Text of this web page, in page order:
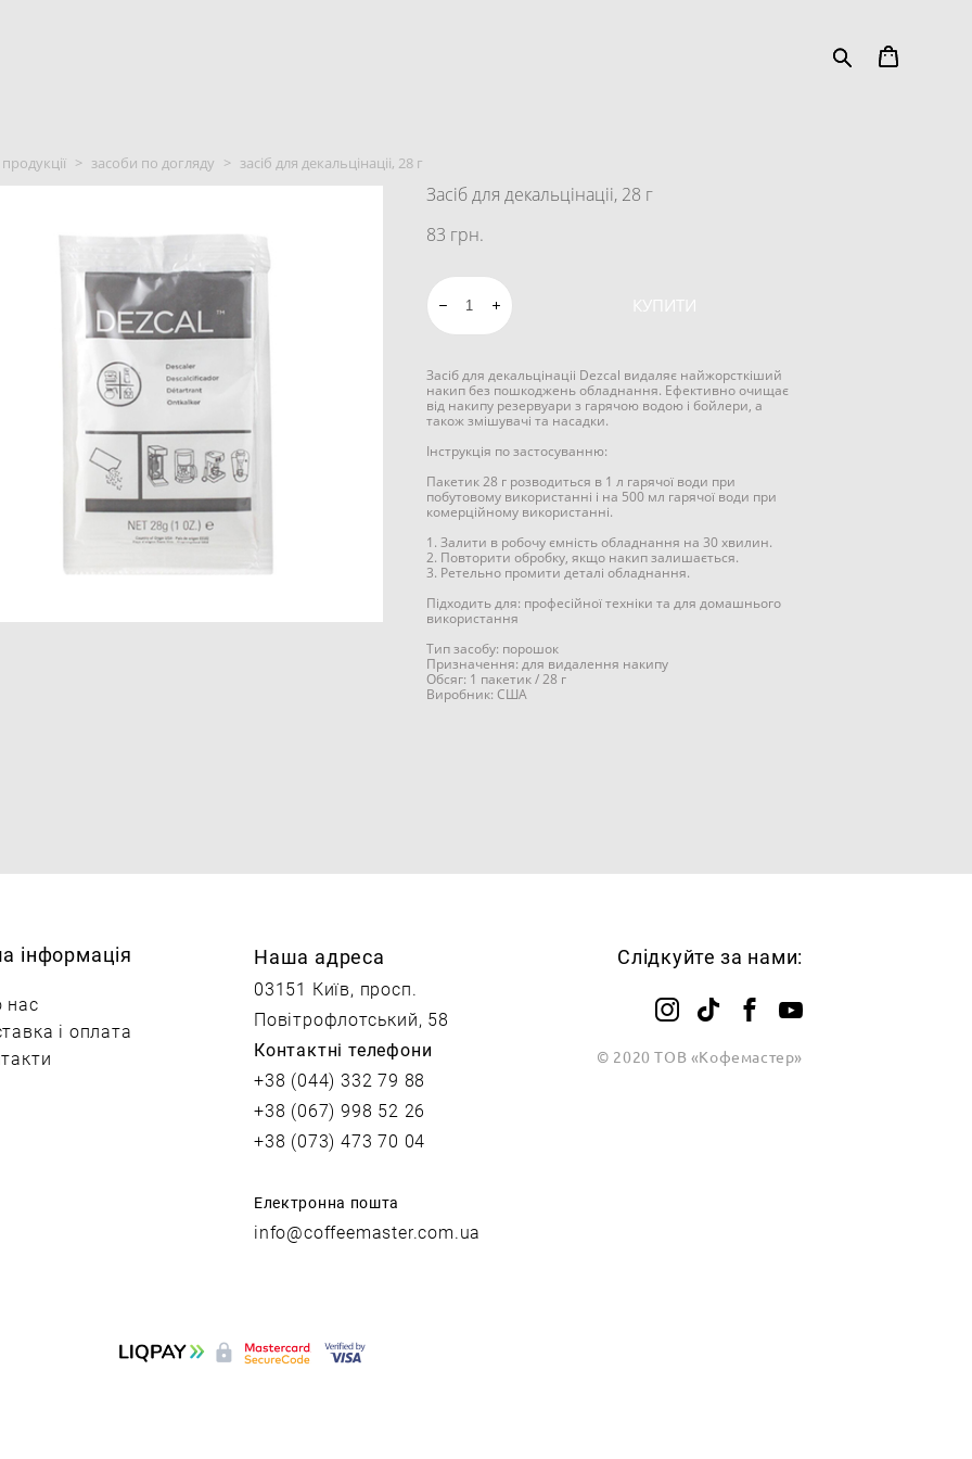
> засоби по догляду > засіб для декальцінаціі, 28 г
Засіб для декальцінаціі, 28 г
83 грн.
КУПИТИ
Засіб для декальцінаціі Dezcal видаляє найжорсткіший
накип без пошкоджень обладнання. Ефективно очищає
від накипу резервуари з гарячою водою і бойлери, а
також змішувачі та насадки.
Інструкція по застосуванню:
Пакетик 28 г розводиться в 1 л гарячої води при
побутовому використанні і на 500 мл гарячої води при
комерційному використанні.
1. Залити в робочу ємність обладнання на 30 хвилин.
2. Повторити обробку, якщо накип залишається.
3. Ретельно промити деталі обладнання.
Підходить для: професійної техніки та для домашнього
використання
Тип засобу: порошок
Призначення: для видалення накипу
Обсяг: 1 пакетик / 28 г
Виробник: США
інформація
нас
і оплата
Наша адреса
03151 Київ, просп.
Повітрофлотський, 58
Контактні телефони
+38 (044) 332 79 88
+38 (067) 998 52 26
+38 (073) 473 70 04
Електронна пошта
info@coffeemaster.com.ua
Слідкуйте за нами:
© 2020 ТОВ «Кофемастер»